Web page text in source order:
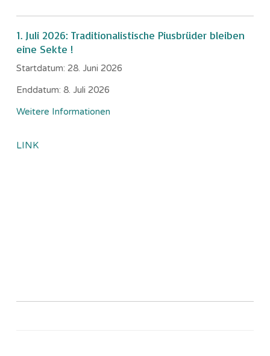
1. Juli 2026: Traditionalistische Piusbrüder bleiben
eine Sekte !
Startdatum: 28. Juni 2026
Enddatum: 8. Juli 2026
Weitere Informationen
LINK